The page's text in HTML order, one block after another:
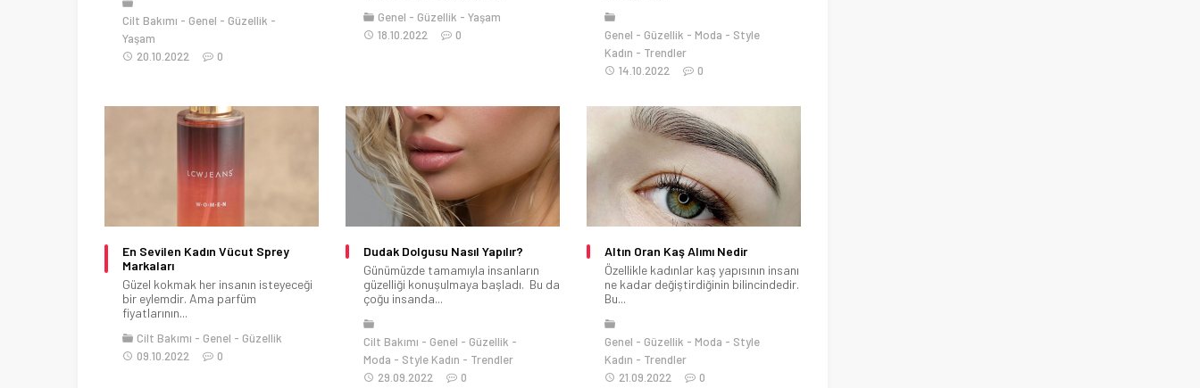
Cilt Bakımı Genel
Güzellik
Yaşam
20.10.2022
0
Genel Güzellik
Yaşam
18.10.2022
0 Genel Güzellik Moda
Style
Kadın
Trendler
14.10.2022
0
En Sevilen Kadın Vücut Sprey
Markaları
Güzel kokmak her insanın isteyeceği
bir eylemdir. Ama parfüm
fiyatlarının...
Cilt Bakımı Genel
Güzellik
09.10.2022
0
Dudak Dolgusu Nasıl Yapılır?
Günümüzde tamamıyla insanların
güzelliği konuşulmaya başladı. Bu da
çoğu insanda...
Cilt Bakımı Genel
Güzellik
Moda
Style Kadın
Trendler
29.09.2022
0
Altın Oran Kaş Alımı Nedir
Özellikle kadınlar kaş yapısının insanı
ne kadar değiştirdiğinin bilincindedir.
Bu...
Genel Güzellik Moda
Style
Kadın
Trendler
21.09.2022
0